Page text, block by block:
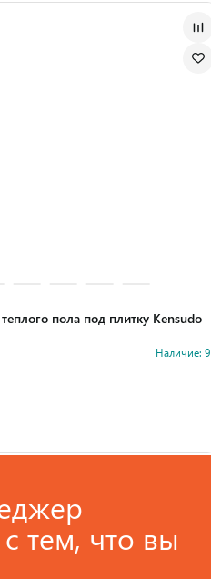
пола под плитку Kensudo
Наличие: 9
тем, что вы